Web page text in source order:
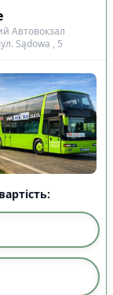
Автовокзал
Sądowa , 5